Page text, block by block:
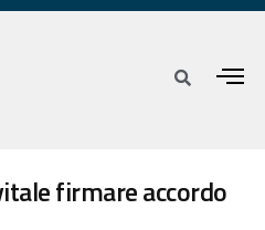
firmare accordo